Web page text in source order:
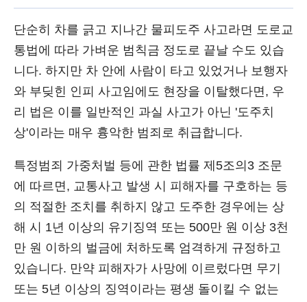
단순히 차를 긁고 지나간 물피도주 사고라면 도로교
통법에 따라 가벼운 범칙금 정도로 끝날 수도 있습
니다. 하지만 차 안에 사람이 타고 있었거나 보행자
와 부딪힌 인피 사고임에도 현장을 이탈했다면, 우
리 법은 이를 일반적인 과실 사고가 아닌 '도주치
상'이라는 매우 흉악한 범죄로 취급합니다.
특정범죄 가중처벌 등에 관한 법률 제5조의3 조문
에 따르면, 교통사고 발생 시 피해자를 구호하는 등
의 적절한 조치를 취하지 않고 도주한 경우에는 상
해 시 1년 이상의 유기징역 또는 500만 원 이상 3천
만 원 이하의 벌금에 처하도록 엄격하게 규정하고
있습니다. 만약 피해자가 사망에 이르렀다면 무기
또는 5년 이상의 징역이라는 평생 돌이킬 수 없는